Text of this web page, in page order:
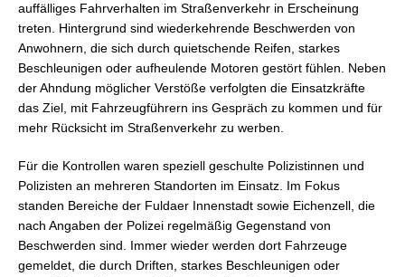
auffälliges Fahrverhalten im Straßenverkehr in Erscheinung
treten. Hintergrund sind wiederkehrende Beschwerden von
Anwohnern, die sich durch quietschende Reifen, starkes
Beschleunigen oder aufheulende Motoren gestört fühlen. Neben
der Ahndung möglicher Verstöße verfolgten die Einsatzkräfte
das Ziel, mit Fahrzeugführern ins Gespräch zu kommen und für
mehr Rücksicht im Straßenverkehr zu werben.
Für die Kontrollen waren speziell geschulte Polizistinnen und
Polizisten an mehreren Standorten im Einsatz. Im Fokus
standen Bereiche der Fuldaer Innenstadt sowie Eichenzell, die
nach Angaben der Polizei regelmäßig Gegenstand von
Beschwerden sind. Immer wieder werden dort Fahrzeuge
gemeldet, die durch Driften, starkes Beschleunigen oder